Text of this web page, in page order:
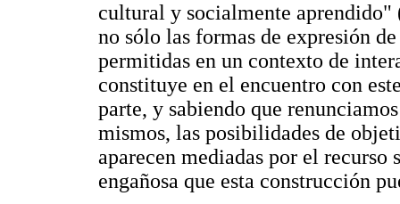
cultural y socialmente aprendido"
no sólo las formas de expresión
permitidas en un contexto de
constituye en el encuentro con
parte, y sabiendo que
mismos, las posibilidades de
aparecen mediadas por el
engañosa que esta construcción